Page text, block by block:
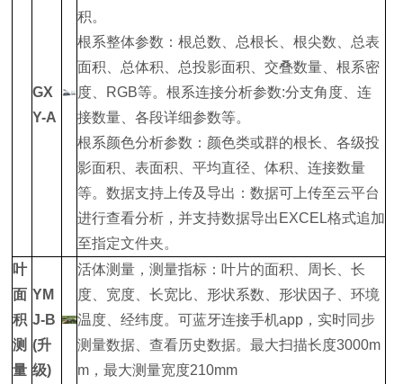
GX
Y-A
积。
根系整体参数：根总数、总根长、根尖数、总表
面积、总体积、总投影面积、交叠数量、根系密
度、RGB等。根系连接分析参数:分支角度、连
接数量、各段详细参数等。
根系颜色分析参数：颜色类或群的根长、各级投
影面积、表面积、平均直径、体积、连接数量
等。数据支持上传及导出：数据可上传至云平台
进行查看分析，并支持数据导出EXCEL格式追加
至指定文件夹。
叶
面
积
测
量
YM
J-B
(升
级)
活体测量，测量指标：叶片的面积、周长、长
度、宽度、长宽比、形状系数、形状因子、环境
温度、经纬度。可蓝牙连接手机app，实时同步
测量数据、查看历史数据。最大扫描长度3000m
m，最大测量宽度210mm